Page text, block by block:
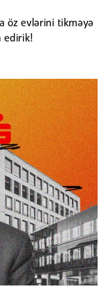
öz evlərini tikməyə
edirik!